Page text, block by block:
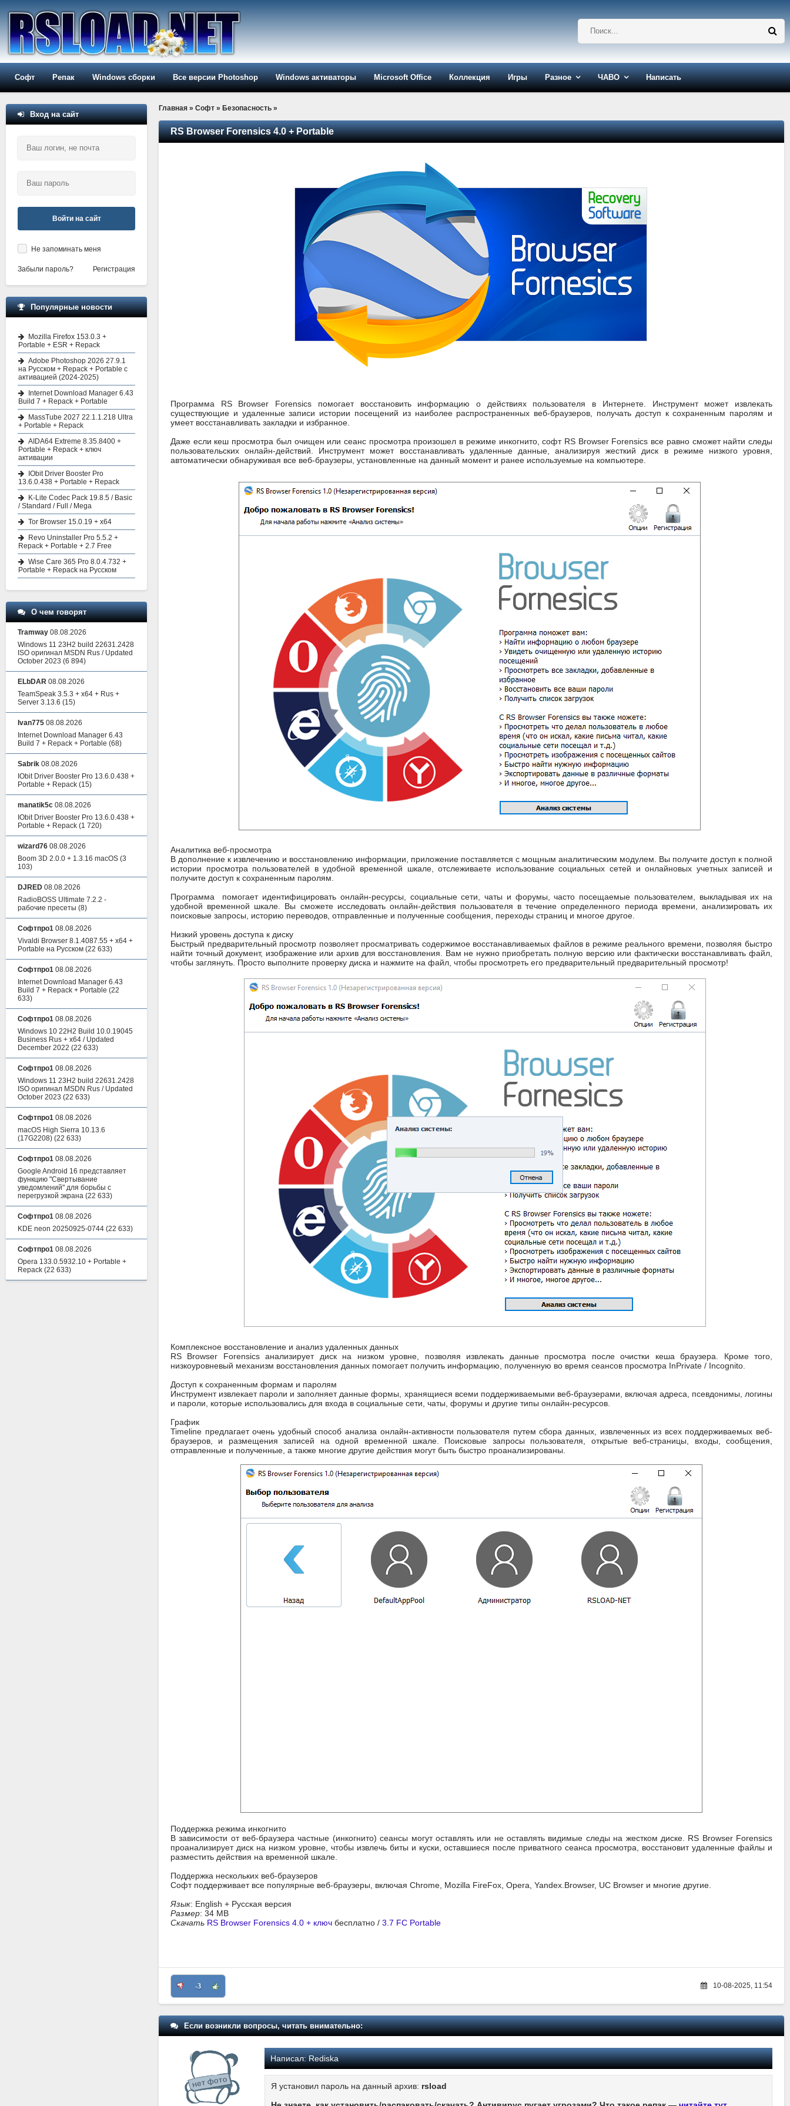
Софт Репак Windows сборки Все версии Photoshop Windows активаторы Microsoft Office Коллекция Игры Разное ЧАВО Написать
Главная » Софт » Безопасность »
RS Browser Forensics 4.0 + Portable
Программа RS Browser Forensics помогает восстановить информацию о действиях пользователя в Интернете. Инструмент может извлекать
существующие и удаленные записи истории посещений из наиболее распространенных веб-браузеров, получать доступ к сохраненным паролям и
умеет восстанавливать закладки и избранное.
Даже если кеш просмотра был очищен или сеанс просмотра произошел в режиме инкогнито, софт RS Browser Forensics все равно сможет найти следы
пользовательских онлайн-действий. Инструмент может восстанавливать удаленные данные, анализируя жесткий диск в режиме низкого уровня,
автоматически обнаруживая все веб-браузеры, установленные на данный момент и ранее используемые на компьютере.
Аналитика веб-просмотра
В дополнение к извлечению и восстановлению информации, приложение поставляется с мощным аналитическим модулем. Вы получите доступ к полной
истории просмотра пользователей в удобной временной шкале, отслеживаете использование социальных сетей и онлайновых учетных записей и
получите доступ к сохраненным паролям.
Программа помогает идентифицировать онлайн-ресурсы, социальные сети, чаты и форумы, часто посещаемые пользователем, выкладывая их на
удобной временной шкале. Вы сможете исследовать онлайн-действия пользователя в течение определенного периода времени, анализировать их
поисковые запросы, историю переводов, отправленные и полученные сообщения, переходы страниц и многое другое.
Низкий уровень доступа к диску
Быстрый предварительный просмотр позволяет просматривать содержимое восстанавливаемых файлов в режиме реального времени, позволяя быстро
найти точный документ, изображение или архив для восстановления. Вам не нужно приобретать полную версию или фактически восстанавливать файл,
чтобы заглянуть. Просто выполните проверку диска и нажмите на файл, чтобы просмотреть его предварительный предварительный просмотр!
Комплексное восстановление и анализ удаленных данных
RS Browser Forensics анализирует диск на низком уровне, позволяя извлекать данные просмотра после очистки кеша браузера. Кроме того,
низкоуровневый механизм восстановления данных помогает получить информацию, полученную во время сеансов просмотра InPrivate / Incognito.
Доступ к сохраненным формам и паролям
Инструмент извлекает пароли и заполняет данные формы, хранящиеся всеми поддерживаемыми веб-браузерами, включая адреса, псевдонимы, логины
и пароли, которые использовались для входа в социальные сети, чаты, форумы и другие типы онлайн-ресурсов.
График
Timeline предлагает очень удобный способ анализа онлайн-активности пользователя путем сбора данных, извлеченных из всех поддерживаемых веб-
браузеров, и размещения записей на одной временной шкале. Поисковые запросы пользователя, открытые веб-страницы, входы, сообщения,
отправленные и полученные, а также многие другие действия могут быть быстро проанализированы.
Поддержка режима инкогнито
В зависимости от веб-браузера частные (инкогнито) сеансы могут оставлять или не оставлять видимые следы на жестком диске. RS Browser Forensics
проанализирует диск на низком уровне, чтобы извлечь биты и куски, оставшиеся после приватного сеанса просмотра, восстановит удаленные файлы и
разместить действия на временной шкале.
Поддержка нескольких веб-браузеров
Софт поддерживает все популярные веб-браузеры, включая Chrome, Mozilla FireFox, Opera, Yandex.Browser, UC Browser и многие другие.
Язык: English + Русская версия
Размер: 34 MB
Скачать RS Browser Forensics 4.0 + ключ бесплатно / 3.7 FC Portable
-3 10-08-2025, 11:54
Если возникли вопросы, читать внимательно:
Написал:Rediska
Я установил пароль на данный архив: rsload
Вход на сайт
Войти на сайт
Не запоминать меня
Забыли пароль? Регистрация
Популярные новости
Mozilla Firefox 153.0.3 +
Portable + ESR + Repack
Adobe Photoshop 2026 27.9.1
на Русском + Repack + Portable с
активацией (2024-2025)
Internet Download Manager 6.43
Build 7 + Repack + Portable
MassTube 2027 22.1.1.218 Ultra
+ Portable + Repack
AIDA64 Extreme 8.35.8400 +
Portable + Repack + ключ
активации
IObit Driver Booster Pro
13.6.0.438 + Portable + Repack
K-Lite Codec Pack 19.8.5 / Basic
/ Standard / Full / Mega
Tor Browser 15.0.19 + x64
Revo Uninstaller Pro 5.5.2 +
Repack + Portable + 2.7 Free
Wise Care 365 Pro 8.0.4.732 +
Portable + Repack на Русском
О чем говорят
Tramway 08.08.2026
Windows 11 23H2 build 22631.2428
ISO оригинал MSDN Rus / Updated
October 2023 (6 894)
ELbDAR 08.08.2026
TeamSpeak 3.5.3 + x64 + Rus +
Server 3.13.6 (15)
Ivan775 08.08.2026
Internet Download Manager 6.43
Build 7 + Repack + Portable (68)
Sabrik 08.08.2026
IObit Driver Booster Pro 13.6.0.438 +
Portable + Repack (15)
manatik5c 08.08.2026
IObit Driver Booster Pro 13.6.0.438 +
Portable + Repack (1 720)
wizard76 08.08.2026
Boom 3D 2.0.0 + 1.3.16 macOS (3
103)
DJRED 08.08.2026
RadioBOSS Ultimate 7.2.2 -
рабочие пресеты (8)
Софтпро1 08.08.2026
Vivaldi Browser 8.1.4087.55 + x64 +
Portable на Русском (22 633)
Софтпро1 08.08.2026
Internet Download Manager 6.43
Build 7 + Repack + Portable (22
633)
Софтпро1 08.08.2026
Windows 10 22H2 Build 10.0.19045
Business Rus + x64 / Updated
December 2022 (22 633)
Софтпро1 08.08.2026
Windows 11 23H2 build 22631.2428
ISO оригинал MSDN Rus / Updated
October 2023 (22 633)
Софтпро1 08.08.2026
macOS High Sierra 10.13.6
(17G2208) (22 633)
Софтпро1 08.08.2026
Google Android 16 представляет
функцию "Свертывание
уведомлений" для борьбы с
перегрузкой экрана (22 633)
Софтпро1 08.08.2026
KDE neon 20250925-0744 (22 633)
Софтпро1 08.08.2026
Opera 133.0.5932.10 + Portable +
Repack (22 633)